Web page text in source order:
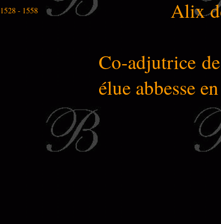
1528 - 1558
Alix
Co-adjutrice
élue abbesse